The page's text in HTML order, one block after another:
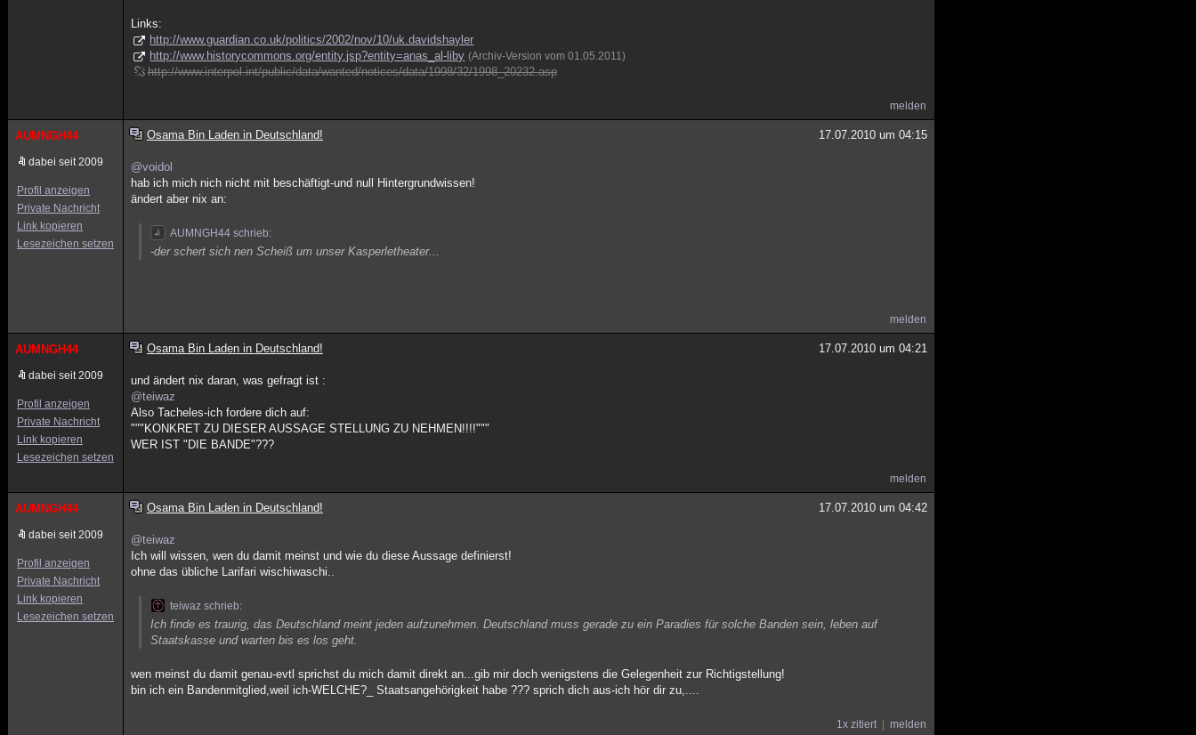
Links:
http://www.guardian.co.uk/politics/2002/nov/10/uk.davidshayler
http://www.historycommons.org/entity.jsp?entity=anas_al-liby (Archiv-Version vom 01.05.2011)
http://www.interpol.int/public/data/wanted/notices/data/1998/32/1998_20232.asp
melden
AUMNGH44
dabei seit 2009
Profil anzeigen
Private Nachricht
Link kopieren
Lesezeichen setzen
Osama Bin Laden in Deutschland! 17.07.2010 um 04:15
@voidol
hab ich mich nich nicht mit beschäftigt-und null Hintergrundwissen!
ändert aber nix an:
AUMNGH44 schrieb:
-der schert sich nen Scheiß um unser Kasperletheater...
melden
AUMNGH44
dabei seit 2009
Profil anzeigen
Private Nachricht
Link kopieren
Lesezeichen setzen
Osama Bin Laden in Deutschland! 17.07.2010 um 04:21
und ändert nix daran, was gefragt ist :
@teiwaz
Also Tacheles-ich fordere dich auf:
"""KONKRET ZU DIESER AUSSAGE STELLUNG ZU NEHMEN!!!!"""
WER IST "DIE BANDE"???
melden
AUMNGH44
dabei seit 2009
Profil anzeigen
Private Nachricht
Link kopieren
Lesezeichen setzen
Osama Bin Laden in Deutschland! 17.07.2010 um 04:42
@teiwaz
Ich will wissen, wen du damit meinst und wie du diese Aussage definierst!
ohne das übliche Larifari wischiwaschi..
teiwaz schrieb:
Ich finde es traurig, das Deutschland meint jeden aufzunehmen. Deutschland muss gerade zu ein Paradies für solche Banden sein, leben auf
Staatskasse und warten bis es los geht.
wen meinst du damit genau-evtl sprichst du mich damit direkt an...gib mir doch wenigstens die Gelegenheit zur Richtigstellung!
bin ich ein Bandenmitglied,weil ich-WELCHE?_ Staatsangehörigkeit habe ??? sprich dich aus-ich hör dir zu,....
1x zitiert melden